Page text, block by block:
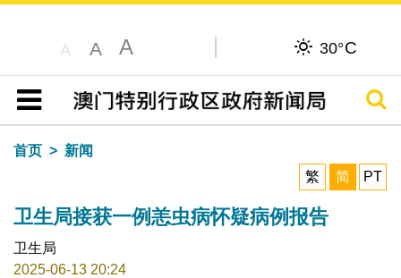
A A A 30°C
目录
搜寻
首页
新闻
繁
简 PT
卫生局接获一例恙虫病怀疑病例报告
卫生局
2025-06-13 20:24